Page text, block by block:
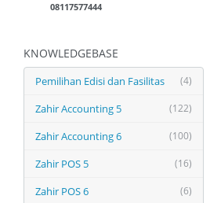
08117577444
KNOWLEDGEBASE
(4)
Pemilihan Edisi dan Fasilitas
(122)
Zahir Accounting 5
(100)
Zahir Accounting 6
(16)
Zahir POS 5
(6)
Zahir POS 6